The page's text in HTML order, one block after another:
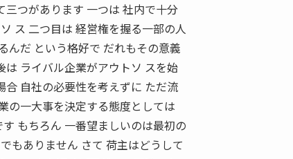
つがあります 一つは 社内で十分
ス 二つ目は 経営権を握る一部の人
んだ という格好で だれもその意義
ライバル企業がアウトソ スを始
自社の必要性を考えずに ただ流
の一大事を決定する態度としては
もちろん 一番望ましいのは最初の
もありません さて 荷主はどうして